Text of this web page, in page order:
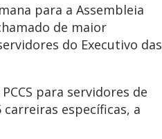
para a Assembleia
de maior
do Executivo das
para servidores de
específicas, a